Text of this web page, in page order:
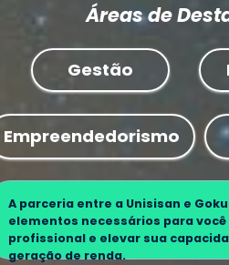
Áreas de
A parceria entre a Unisisan e
elementos necessários para
profissional e elevar sua
geração de renda.
Gestão
Empreendedorismo